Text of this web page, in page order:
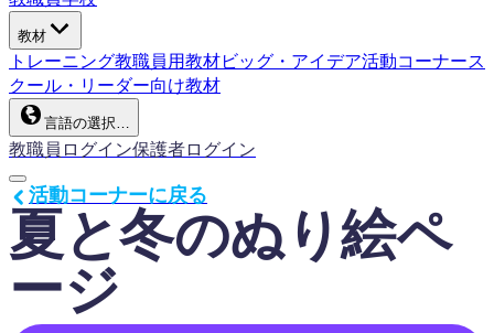
教材
トレーニング教職員用教材ビッグ・アイデア活動コーナース
クール・リーダー向け教材
言語の選択…
教職員ログイン保護者ログイン
夏と冬のぬり絵ペ
ージ
活動コーナーに戻る